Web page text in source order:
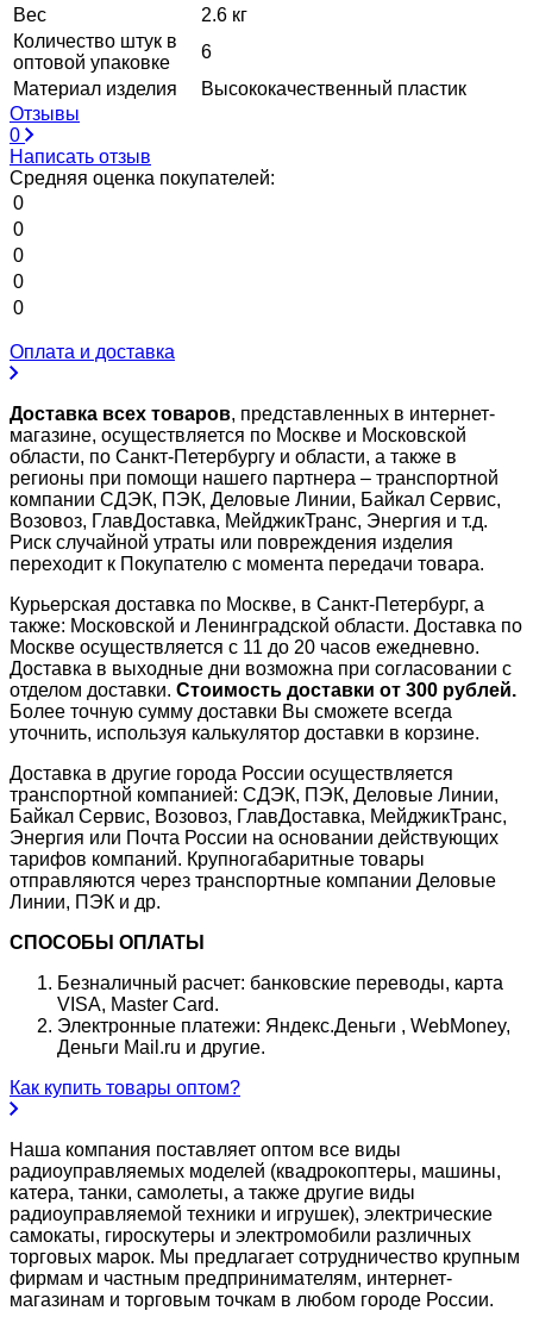
Вес
2.6 кг
Количество штук в
оптовой упаковке
6
Материал изделия
Высококачественный пластик
Отзывы
0
Написать отзыв
Средняя оценка покупателей:
0
0
0
0
0
Оплата и доставка
Доставка всех товаров, представленных в интернет-
магазине, осуществляется по Москве и Московской
области, по Санкт-Петербургу и области, а также в
регионы при помощи нашего партнера – транспортной
компании СДЭК, ПЭК, Деловые Линии, Байкал Сервис,
Возовоз, ГлавДоставка, МейджикТранс, Энергия и т.д.
Риск случайной утраты или повреждения изделия
переходит к Покупателю с момента передачи товара.
Курьерская доставка по Москве, в Санкт-Петербург, а
также: Московской и Ленинградской области. Доставка по
Москве осуществляется с 11 до 20 часов ежедневно.
Доставка в выходные дни возможна при согласовании с
отделом доставки. Стоимость доставки от 300 рублей.
Более точную сумму доставки Вы сможете всегда
уточнить, используя калькулятор доставки в корзине.
Доставка в другие города России осуществляется
транспортной компанией: СДЭК, ПЭК, Деловые Линии,
Байкал Сервис, Возовоз, ГлавДоставка, МейджикТранс,
Энергия или Почта России на основании действующих
тарифов компаний. Крупногабаритные товары
отправляются через транспортные компании Деловые
Линии, ПЭК и др.
СПОСОБЫ ОПЛАТЫ
Безналичный расчет: банковские переводы, карта
VISA, Master Card.
Электронные платежи: Яндекс.Деньги , WebMoney,
Деньги Mail.ru и другие.
Как купить товары оптом?
Наша компания поставляет оптом все виды
радиоуправляемых моделей (квадрокоптеры, машины,
катера, танки, самолеты, а также другие виды
радиоуправляемой техники и игрушек), электрические
самокаты, гироскутеры и электромобили различных
торговых марок. Мы предлагает сотрудничество крупным
фирмам и частным предпринимателям, интернет-
магазинам и торговым точкам в любом городе России.